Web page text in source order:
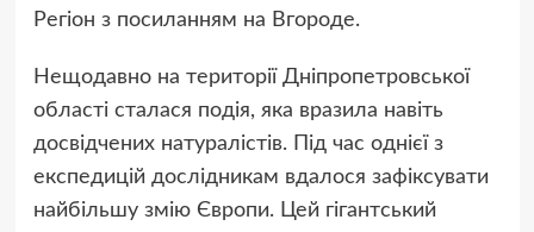
Регіон з посиланням на Вгороде.
Нещодавно на території Дніпропетровської
області сталася подія, яка вразила навіть
досвідчених натуралістів. Під час однієї з
експедицій дослідникам вдалося зафіксувати
найбільшу змію Європи. Цей гігантський